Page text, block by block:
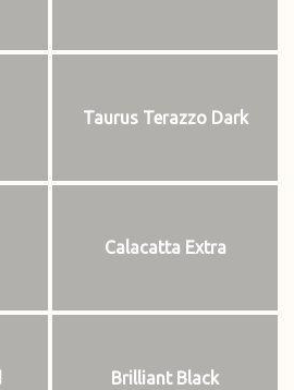
Taurus Terazzo Dark
Calacatta Extra
Brilliant Black